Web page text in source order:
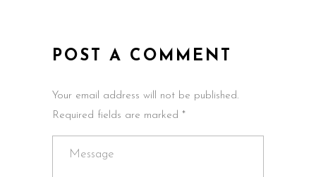
POST A COMMENT
Your email address will not be published.
Required fields are marked *